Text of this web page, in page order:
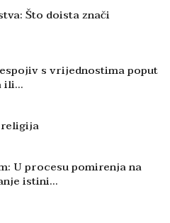
Što doista znači
s vrijednostima poput
ili…
U procesu pomirenja na
istini…